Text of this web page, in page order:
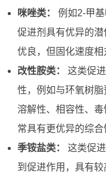
咪唑类：
例如2-甲
促进剂具有优异的
优良，但固化速度相
改性胺类：
这类促
性，例如与环氧树
溶解性、相容性、
常具有更优异的综合
季铵盐类：
这类促
到促进作用，具有较